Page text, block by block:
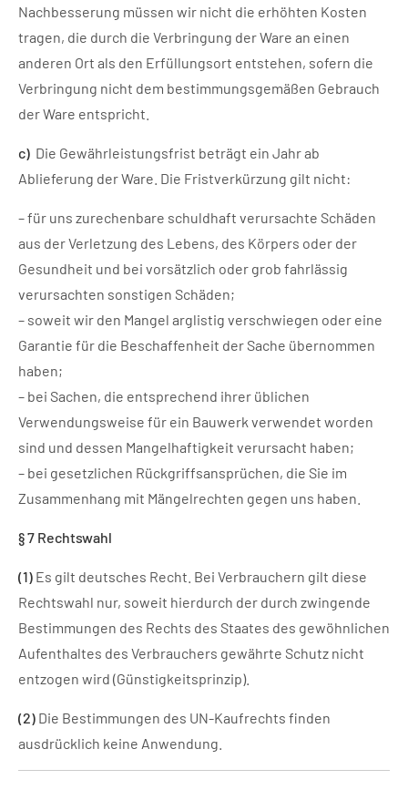
Nachbesserung müssen wir nicht die erhöhten Kosten
tragen, die durch die Verbringung der Ware an einen
anderen Ort als den Erfüllungsort entstehen, sofern die
Verbringung nicht dem bestimmungsgemäßen Gebrauch
der Ware entspricht.
c) Die Gewährleistungsfrist beträgt ein Jahr ab
Ablieferung der Ware. Die Fristverkürzung gilt nicht:
– für uns zurechenbare schuldhaft verursachte Schäden
aus der Verletzung des Lebens, des Körpers oder der
Gesundheit und bei vorsätzlich oder grob fahrlässig
verursachten sonstigen Schäden;
– soweit wir den Mangel arglistig verschwiegen oder eine
Garantie für die Beschaffenheit der Sache übernommen
haben;
– bei Sachen, die entsprechend ihrer üblichen
Verwendungsweise für ein Bauwerk verwendet worden
sind und dessen Mangelhaftigkeit verursacht haben;
– bei gesetzlichen Rückgriffsansprüchen, die Sie im
Zusammenhang mit Mängelrechten gegen uns haben.
§ 7 Rechtswahl
(1) Es gilt deutsches Recht. Bei Verbrauchern gilt diese
Rechtswahl nur, soweit hierdurch der durch zwingende
Bestimmungen des Rechts des Staates des gewöhnlichen
Aufenthaltes des Verbrauchers gewährte Schutz nicht
entzogen wird (Günstigkeitsprinzip).
(2) Die Bestimmungen des UN-Kaufrechts finden
ausdrücklich keine Anwendung.